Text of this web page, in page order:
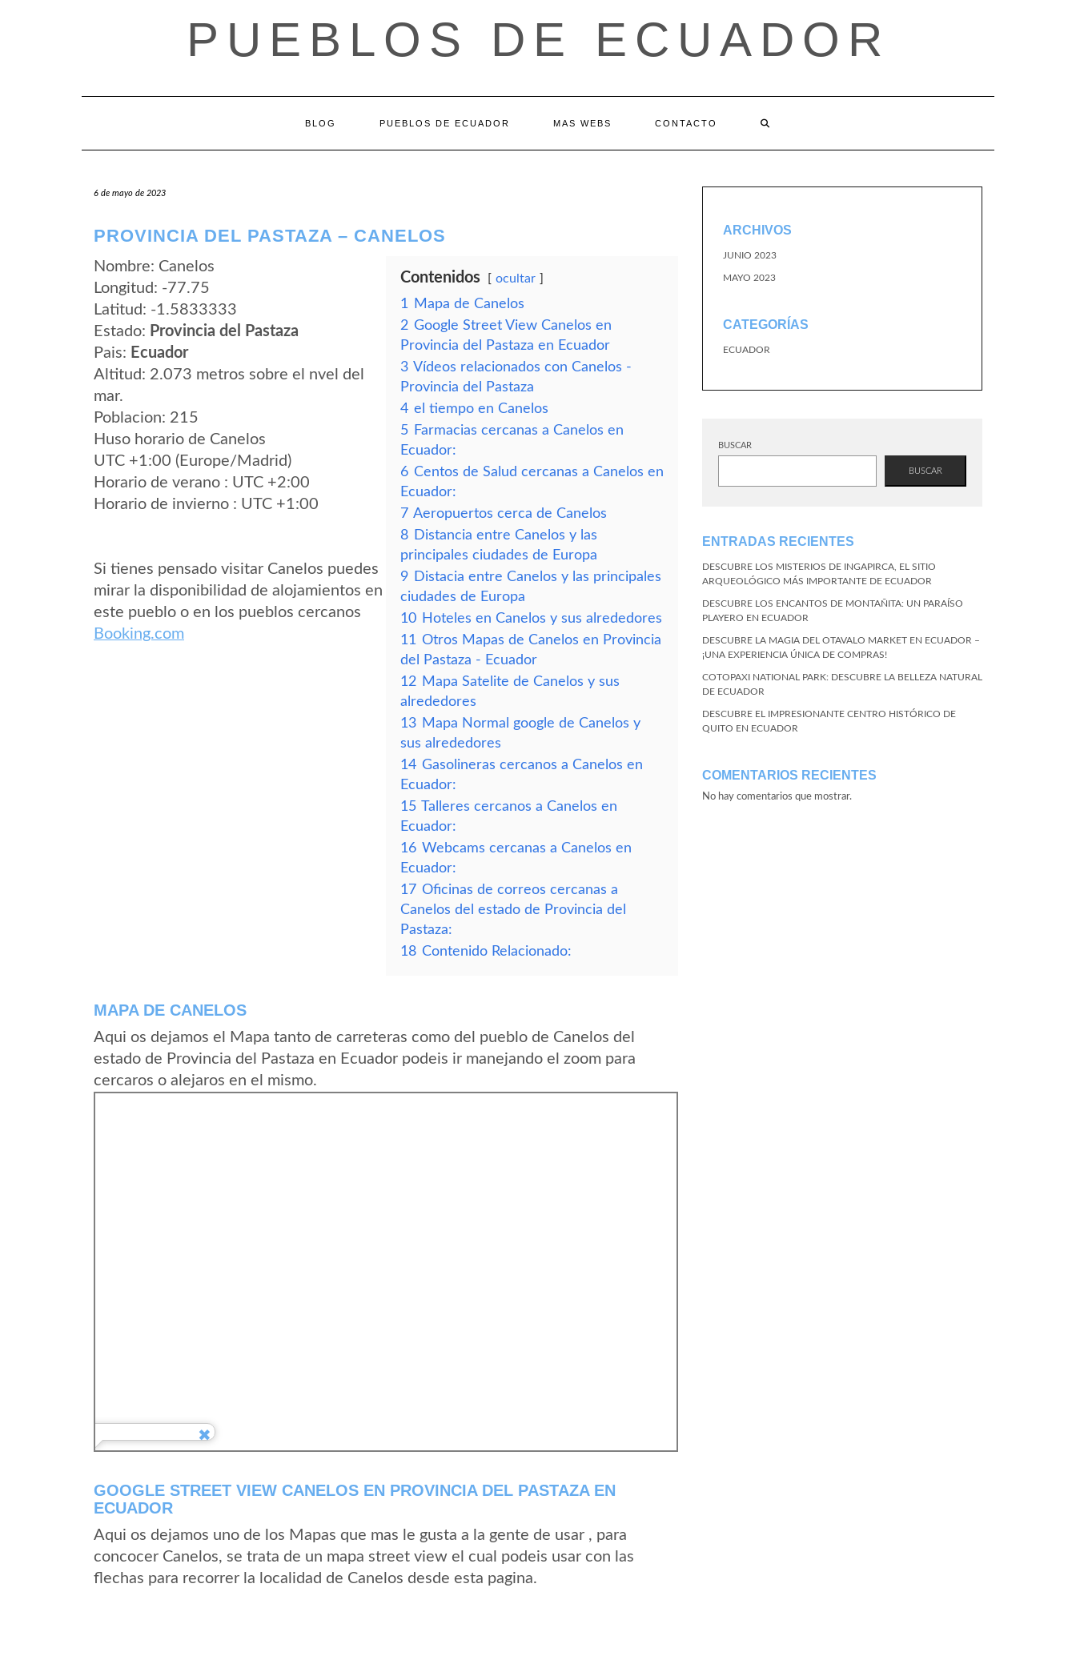
PUEBLOS DE ECUADOR
BLOG PUEBLOS DE ECUADOR MAS WEBS CONTACTO
6 de mayo de 2023
PROVINCIA DEL PASTAZA – CANELOS
Nombre: Canelos
Longitud: -77.75
Latitud: -1.5833333
Estado: Provincia del Pastaza
Pais: Ecuador
Altitud: 2.073 metros sobre el nvel del
mar.
Poblacion: 215
Huso horario de Canelos
UTC +1:00 (Europe/Madrid)
Horario de verano : UTC +2:00
Horario de invierno : UTC +1:00
Si tienes pensado visitar Canelos puedes
mirar la disponibilidad de alojamientos en
este pueblo o en los pueblos cercanos
Booking.com
Contenidos ocultar
1
Mapa de Canelos
2 Google Street View Canelos en
Provincia del Pastaza en Ecuador
3 Vídeos relacionados con Canelos -
Provincia del Pastaza
4 el tiempo en Canelos
5 Farmacias cercanas a Canelos en
Ecuador:
6 Centos de Salud cercanas a Canelos en
Ecuador:
7 Aeropuertos cerca de Canelos
8 Distancia entre Canelos y las
principales ciudades de Europa
9 Distacia entre Canelos y las principales
ciudades de Europa
10 Hoteles en Canelos y sus alrededores
11 Otros Mapas de Canelos en Provincia
del Pastaza - Ecuador
12 Mapa Satelite de Canelos y sus
alrededores
13 Mapa Normal google de Canelos y
sus alrededores
14 Gasolineras cercanos a Canelos en
Ecuador:
15 Talleres cercanos a Canelos en
Ecuador:
16 Webcams cercanas a Canelos en
Ecuador:
17 Oficinas de correos cercanas a
Canelos del estado de Provincia del
Pastaza:
18 Contenido Relacionado:
MAPA DE CANELOS
Aqui os dejamos el Mapa tanto de carreteras como del pueblo de Canelos del
estado de Provincia del Pastaza en Ecuador podeis ir manejando el zoom para
cercaros o alejaros en el mismo.
GOOGLE STREET VIEW CANELOS EN PROVINCIA DEL PASTAZA EN
ECUADOR
Aqui os dejamos uno de los Mapas que mas le gusta a la gente de usar , para
concocer Canelos, se trata de un mapa street view el cual podeis usar con las
flechas para recorrer la localidad de Canelos desde esta pagina.
ARCHIVOS
JUNIO 2023
MAYO 2023
CATEGORÍAS
ECUADOR
BUSCAR
BUSCAR
ENTRADAS RECIENTES
DESCUBRE LOS MISTERIOS DE INGAPIRCA, EL SITIO
ARQUEOLÓGICO MÁS IMPORTANTE DE ECUADOR
DESCUBRE LOS ENCANTOS DE MONTAÑITA: UN PARAÍSO
PLAYERO EN ECUADOR
DESCUBRE LA MAGIA DEL OTAVALO MARKET EN ECUADOR –
¡UNA EXPERIENCIA ÚNICA DE COMPRAS!
COTOPAXI NATIONAL PARK: DESCUBRE LA BELLEZA NATURAL
DE ECUADOR
DESCUBRE EL IMPRESIONANTE CENTRO HISTÓRICO DE
QUITO EN ECUADOR
COMENTARIOS RECIENTES
No hay comentarios que mostrar.